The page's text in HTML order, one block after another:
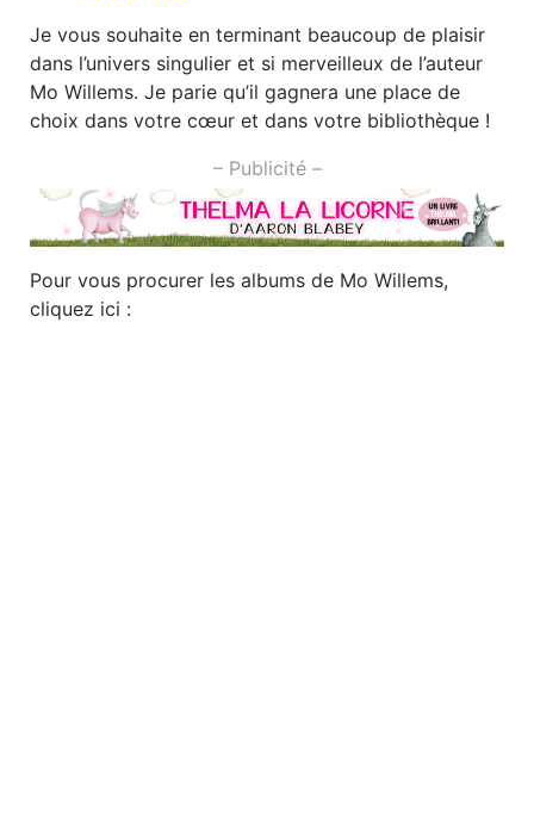
Je vous souhaite en terminant beaucoup de plaisir
dans l’univers singulier et si merveilleux de l’auteur
Mo Willems. Je parie qu’il gagnera une place de
choix dans votre cœur et dans votre bibliothèque !
– Publicité –
Pour vous procurer les albums de Mo Willems,
cliquez ici :